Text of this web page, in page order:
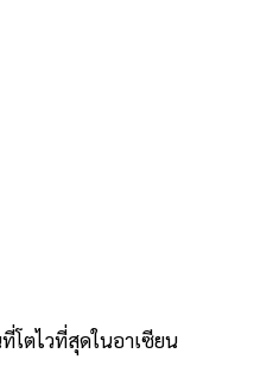
โตไวที่สุดในอาเซียน